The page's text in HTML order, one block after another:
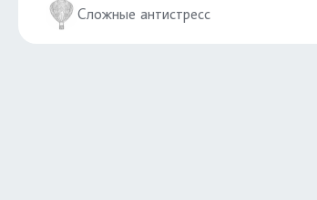
Сложные антистресс